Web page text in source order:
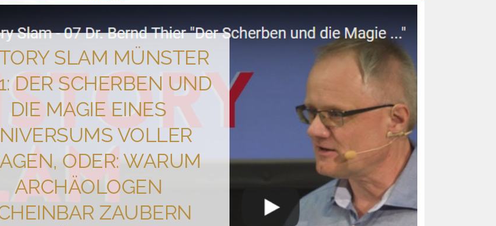
SLAM MÜNSTER
DER SCHERBEN UND
DIE MAGIE EINES
VOLLER
ODER: WARUM
ARCHÄOLOGEN
ZAUBERN